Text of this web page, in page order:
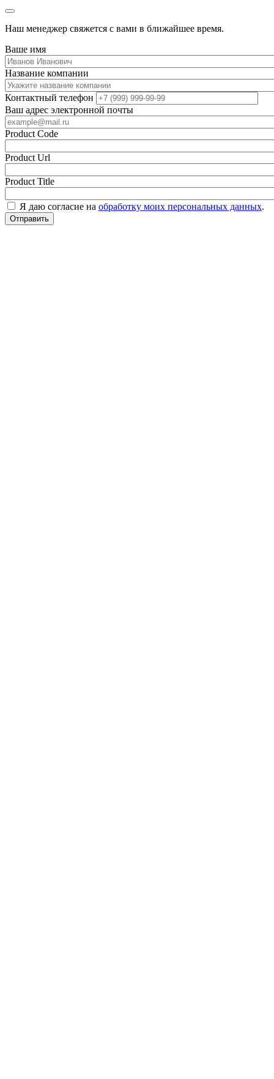
Наш менеджер свяжется с вами в ближайшее время.
Ваше имя
Название компании
Контактный телефон
Ваш адрес электронной почты
Product Code
Product Url
Product Title
Я даю согласие на обработку моих персональных данных.
Отправить